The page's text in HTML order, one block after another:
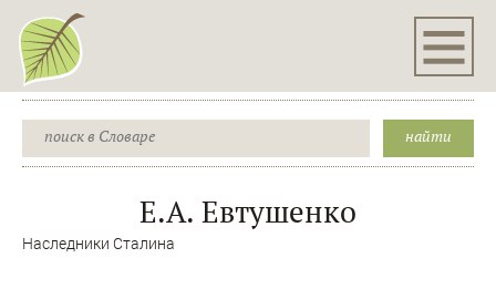
Е.А. Евтушенко
Наследники Сталина